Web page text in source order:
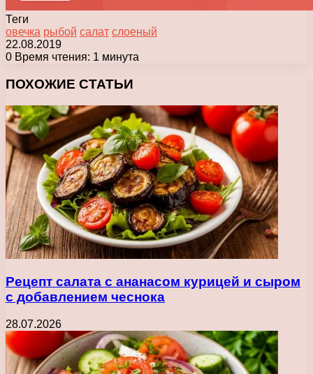
Теги
овечка рыбой салат слоеный
22.08.2019
0 Время чтения: 1 минута
ПОХОЖИЕ СТАТЬИ
Рецепт салата с ананасом курицей и сыром
с добавлением чеснока
28.07.2026